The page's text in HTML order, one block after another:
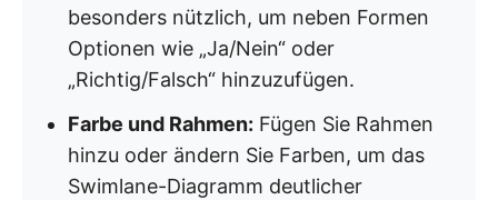
besonders nützlich, um neben Formen
Optionen wie „Ja/Nein“ oder
„Richtig/Falsch“ hinzuzufügen.
Farbe und Rahmen: Fügen Sie Rahmen
hinzu oder ändern Sie Farben, um das
Swimlane-Diagramm deutlicher